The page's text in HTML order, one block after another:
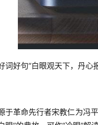
词好句“白眼观天下，丹心
于革命先行者宋教仁为冯